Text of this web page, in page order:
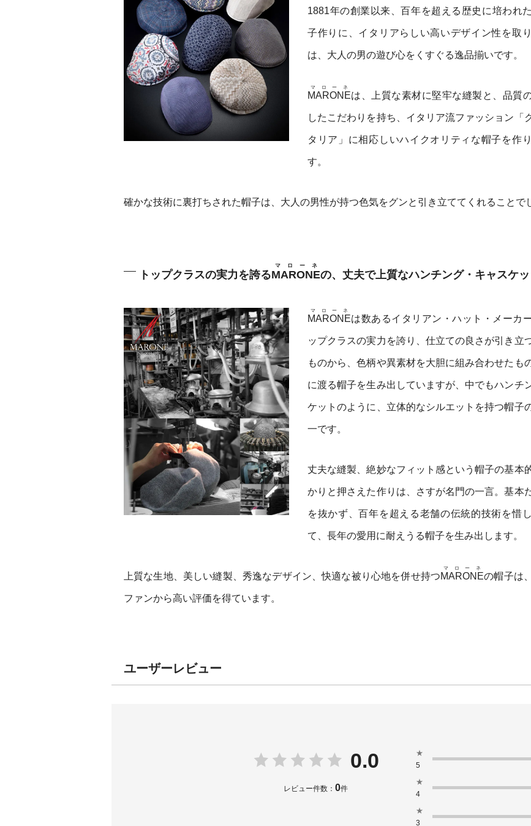
1881年の創業以来、百年を超える歴史に培われ
子作りに、イタリアらしい高いデザイン性を取
は、大人の男の遊び心をくすぐる逸品揃いです。
MARONE
マローネ
は、上質な素材に堅牢な縫製と、品質
したこだわりを持ち、イタリア流ファッション「
タリア」に相応しいハイクオリティな帽子を作
す。
確かな技術に裏打ちされた帽子は、大人の男性が持つ色気をグンと引き立ててくれることで
トップクラスの実力を誇るMARONE
マローネ
の、丈夫で上質なハンチング・キャスケッ
MARONE
マローネ
は数あるイタリアン・ハット・メーカ
ップクラスの実力を誇り、仕立ての良さが引き立
ものから、色柄や異素材を大胆に組み合わせたも
に渡る帽子を生み出していますが、中でもハンチ
ケットのように、立体的なシルエットを持つ帽子
一です。
丈夫な縫製、絶妙なフィット感という帽子の基本
かりと押さえた作りは、さすが名門の一言。基本
を抜かず、百年を超える老舗の伝統的技術を惜
て、長年の愛用に耐えうる帽子を生み出します。
上質な生地、美しい縫製、秀逸なデザイン、快適な被り心地を併せ持つMARONE
マローネ
の帽子は
ファンから高い評価を得ています。
ユーザーレビュー
0.0
レビュー件数： 0件
★
5
★
4
★
3